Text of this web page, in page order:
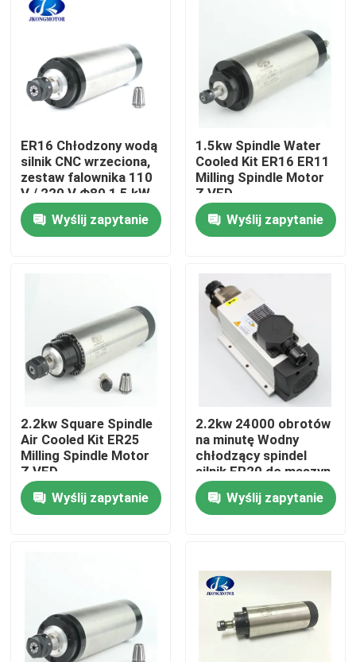
Dom
Wycieczka po fabryce
Skontaktuj się z nami
Poprosić o wycenę
Zintegrowany silnik serwo prądu stałego
Bezszczotkowy silnik prądu stałego
ER16 Chłodzony wodą
silnik CNC wrzeciona,
zestaw falownika 110
V / 220 V Φ80 1,5 kW
Wyślij zapytanie
1.5kw Spindle Water
Cooled Kit ER16 ER11
Milling Spindle Motor
Z VFD
Wyślij zapytanie
2.2kw Square Spindle
Air Cooled Kit ER25
Milling Spindle Motor
Z VFD
Wyślij zapytanie
2.2kw 24000 obrotów
na minutę Wodny
chłodzący spindel
silnik ER20 do maszyn
CNC
Wyślij zapytanie